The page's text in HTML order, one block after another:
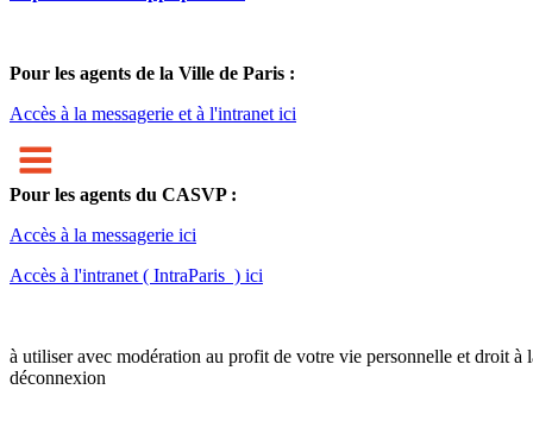
Pour les agents de la Ville de Paris :
Accès à la messagerie et à l'intranet ici
Pour les agents du CASVP :
Accès à la messagerie ici
Accès à l'intranet ( IntraParis ) ici
à utiliser avec modération au profit de votre vie personnelle et droit à
déconnexion